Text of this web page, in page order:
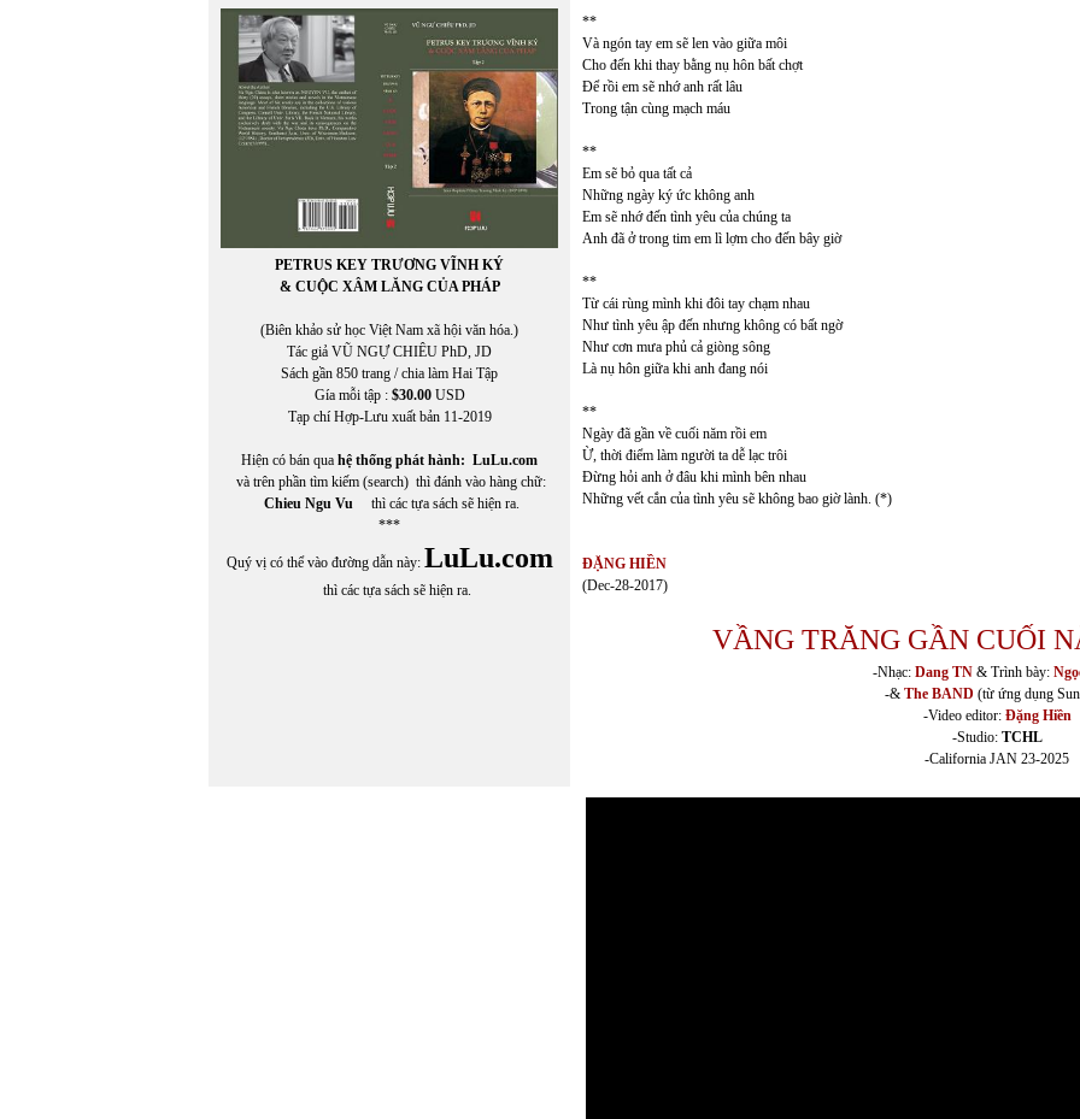
BERGMAN
Miên Đáng
miên di
MIÊNG
Mikhail Epstein
Minh Đạo Nguyễn Thạch Hãn
MINH HÀ
MINH THÙY
Miura Chora
Mukôda Kuniko
MỸ CA
PETRUS KEY TRƯƠNG VĨNH KÝ
& CUỘC XÂM LĂNG CỦA PHÁP
(Biên khảo sử học Việt Nam xã hội văn hóa.)
Tác giả VŨ NGỰ CHIÊU PhD, JD
Sách gần 850 trang / chia làm Hai Tập
Gía mỗi tập : $30.00USD
Tạp chí Hợp-Lưu xuất bản 11-2019
Hiện có bán qua hệ thống phát hành: LuLu.com
và trên phần tìm kiếm (search) thì đánh vào hàng chữ:
Chieu Ngu Vu thì các tựa sách sẽ hiện ra.
***
Quý vị có thể vào đường dẫn này: LuLu.com
thì các tựa sách sẽ hiện ra.
**
Và ngón tay em sẽ len vào giữa môi
Cho đến khi thay bằng nụ hôn bất chợt
Để rồi em sẽ nhớ anh rất lâu
Trong tận cùng mạch máu
**
Em sẽ bỏ qua tất cả
Những ngày ký ức không anh
Em sẽ nhớ đến tình yêu của chúng ta
Anh đã ở trong tim em lì lợm cho đến bây giờ
**
Từ cái rùng mình khi đôi tay chạm nhau
Như tình yêu ập đến nhưng không có bất ngờ
Như cơn mưa phủ cả giòng sông
Là nụ hôn giữa khi anh đang nói
**
Ngày đã gần về cuối năm rồi em
Ừ, thời điểm làm người ta dễ lạc trôi
Đừng hỏi anh ở đâu khi mình bên nhau
Những vết cắn của tình yêu sẽ không bao giờ lành. (*)
ĐẶNG HIỀN
(Dec-28-2017)
VẦNG TRĂNG GẦN CUỐI
-Nhạc: Dang TN & Trình bày:
-& The BAND (từ ứng dụng
-Video editor: Đặng Hiền
-Studio: TCHL
-California JAN 23-2025